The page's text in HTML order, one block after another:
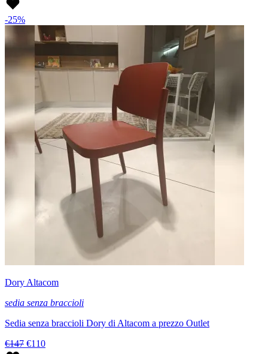
-25%
Dory Altacom
sedia senza braccioli
Sedia senza braccioli Dory di Altacom a prezzo Outlet
€147 €110